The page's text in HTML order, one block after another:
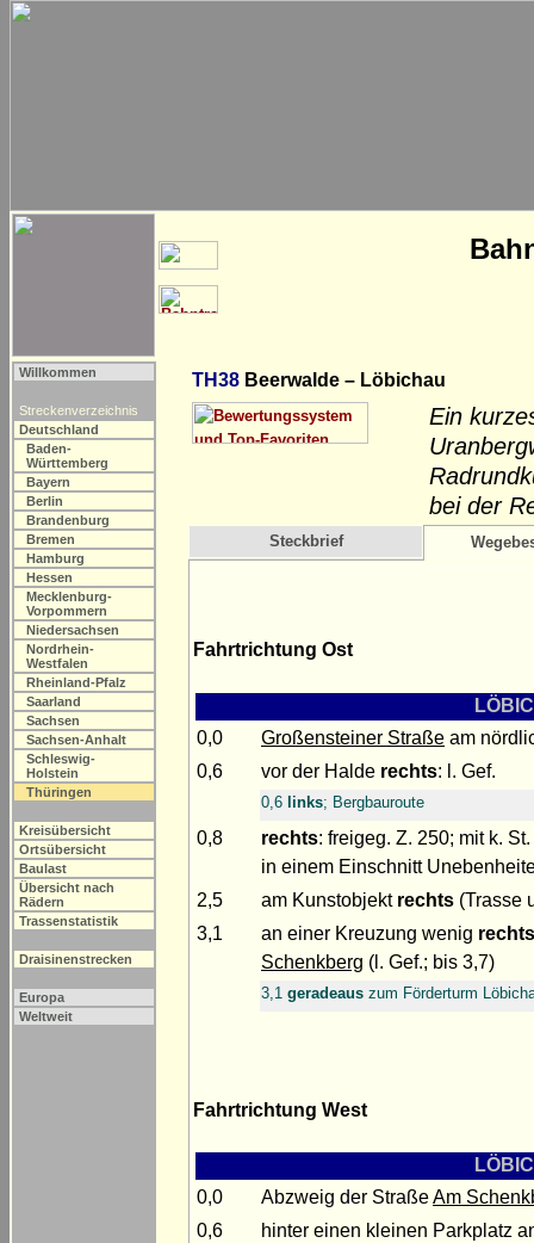
Willkommen
Streckenverzeichnis
Deutschland
Baden-
Württemberg
Bayern
Berlin
Brandenburg
Bremen
Hamburg
Hessen
Mecklenburg-
Vorpommern
Niedersachsen
Nordrhein-
Westfalen
Rheinland-Pfalz
Saarland
Sachsen
Sachsen-Anhalt
Schleswig-
Holstein
Thüringen
Kreisübersicht
Ortsübersicht
Baulast
Übersicht nach
Rädern
Trassenstatistik
Draisinenstrecken
Europa
Weltweit
TH38 Beerwalde – Löbichau
Ein
bei der
Steckbrief
Fahrtrichtung Ost
0,0
Großensteiner Straße am
0,6
vor der Halde rechts: l. Gef.
0,6 links; Bergbauroute
0,8 rechts: freigeg. Z. 250; mit k.
in einem Einschnitt
2,5
am Kunstobjekt rechts (Trasse
3,1
an einer Kreuzung wenig
Schenkberg (l. Gef.; bis 3,7)
3,1 geradeaus zum Förderturm
Fahrtrichtung West
0,0
Abzweig der StraßeAm
0,6
hinter einen kleinen Parkplatz